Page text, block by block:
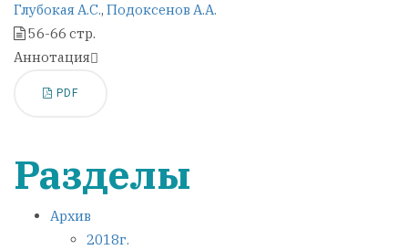
Глубокая А.С., Подоксенов А.А.
56-66 стр.
Аннотация
PDF
Разделы
Архив
2018г.